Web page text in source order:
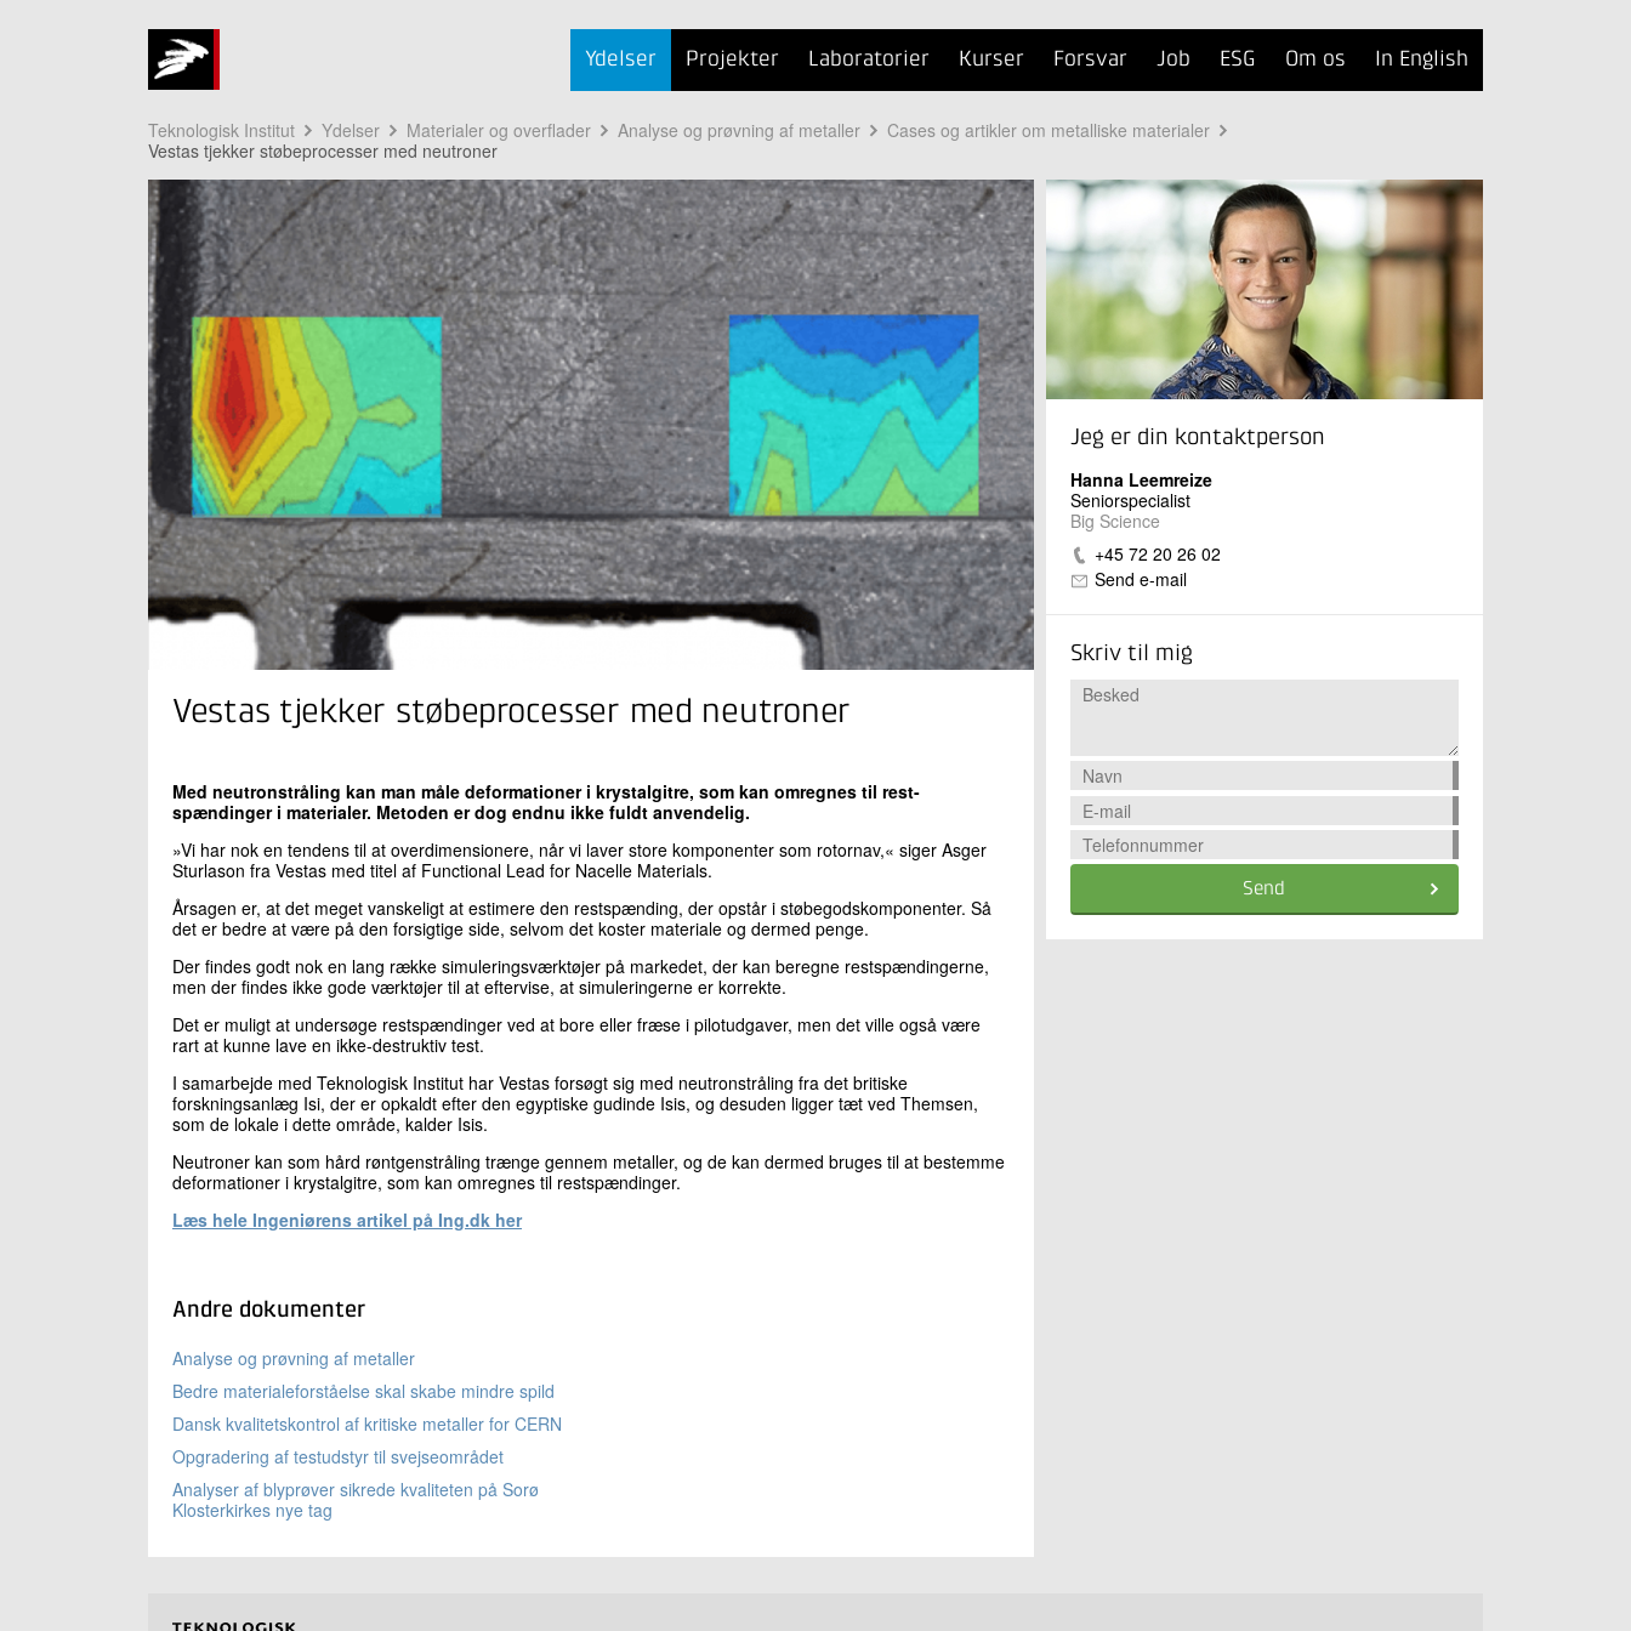
Ydelser Projekter Laboratorier Kurser Forsvar Job ESG Om os In English
Teknologisk Institut Ydelser Materialer og overflader Analyse og prøvning af metaller
Cases og artikler om metalliske materialer
Vestas tjekker støbeprocesser med neutroner
Vestas tjekker støbeprocesser med neutroner
Med neutronstråling kan man måle deformationer i krystalgitre, som kan omregnes til rest-
spændinger i materialer. Metoden er dog endnu ikke fuldt anvendelig.
»Vi har nok en tendens til at overdimensionere, når vi laver store komponenter som rotornav,« siger Asger
Sturlason fra Vestas med titel af Functional Lead for Nacelle Materials.
Årsagen er, at det meget vanskeligt at estimere den restspænding, der opstår i støbegodskomponenter. Så
det er bedre at være på den forsigtige side, selvom det koster materiale og dermed penge.
Der findes godt nok en lang række simuleringsværktøjer på markedet, der kan beregne restspændingerne,
men der findes ikke gode værktøjer til at eftervise, at simuleringerne er korrekte.
Det er muligt at undersøge restspændinger ved at bore eller fræse i pilotudgaver, men det ville også være
rart at kunne lave en ikke-destruktiv test.
I samarbejde med Teknologisk Institut har Vestas forsøgt sig med neutronstråling fra det britiske
forskningsanlæg Isi, der er opkaldt efter den egyptiske gudinde Isis, og desuden ligger tæt ved Themsen,
som de lokale i dette område, kalder Isis.
Neutroner kan som hård røntgenstråling trænge gennem metaller, og de kan dermed bruges til at bestemme
deformationer i krystalgitre, som kan omregnes til restspændinger.
Læs hele Ingeniørens artikel på Ing.dk her
Andre dokumenter
Analyse og prøvning af metaller
Bedre materialeforståelse skal skabe mindre spild
Dansk kvalitetskontrol af kritiske metaller for CERN
Opgradering af testudstyr til svejseområdet
Analyser af blyprøver sikrede kvaliteten på Sorø
Klosterkirkes nye tag
Jeg er din kontaktperson
Hanna Leemreize
Seniorspecialist
Big Science
+45 72 20 26 02
Send e-mail
Skriv til mig
Send